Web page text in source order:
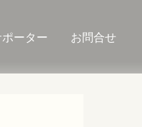
ポーター お問合せ